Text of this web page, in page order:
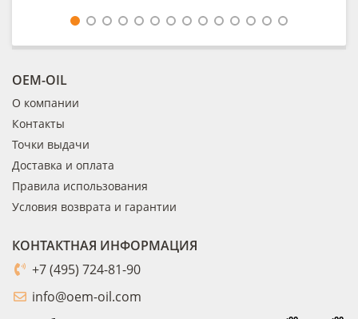
OEM-OIL
О компании
Контакты
Точки выдачи
Доставка и оплата
Правила использования
Условия возврата и гарантии
КОНТАКТНАЯ ИНФОРМАЦИЯ
+7 (495) 724-81-90
info@oem-oil.com